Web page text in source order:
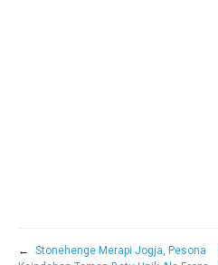
←
Stonehenge Merapi Jogja, Pesona